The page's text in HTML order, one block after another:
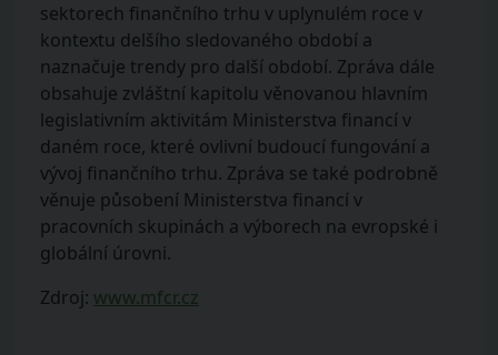
sektorech finančního trhu v uplynulém roce v
kontextu delšího sledovaného období a
naznačuje trendy pro další období. Zpráva dále
obsahuje zvláštní kapitolu věnovanou hlavním
legislativním aktivitám Ministerstva financí v
daném roce, které ovlivní budoucí fungování a
vývoj finančního trhu. Zpráva se také podrobně
věnuje působení Ministerstva financí v
pracovních skupinách a výborech na evropské i
globální úrovni.
Zdroj: www.mfcr.cz